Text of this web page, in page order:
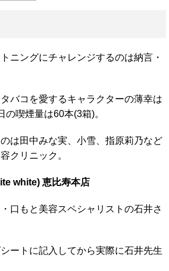
ニングにチャレンジするのは納言・
バコを愛するキャラクターの薄幸は
喫煙量は60本(3箱)。
は田中みな実、小雪、指原莉乃など
クリニック。
white) 恵比寿本店
口もと美容スペシャリストの石井さ
ートに記入してから実際に石井先生